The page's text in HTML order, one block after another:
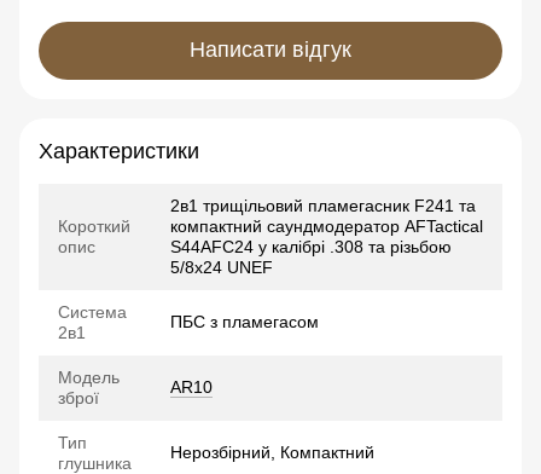
Написати відгук
Характеристики
Короткий
опис
2в1 трищільовий пламегасник F241 та
компактний саундмодератор AFTactical
S44AFC24 у калібрі .308 та різьбою
5/8x24 UNEF
Система
2в1
ПБС з пламегасом
Модель
зброї
AR10
Тип
глушника
Нерозбірний, Компактний